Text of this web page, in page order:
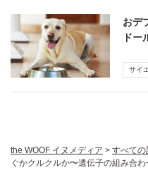
おデ
ドー
サイ
the WOOF イヌメディア > すべての
ぐかクルクルか〜遺伝子の組み合